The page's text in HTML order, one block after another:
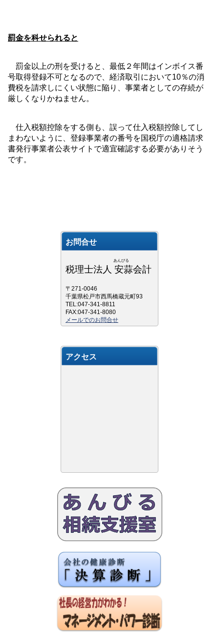
罰金を科せられると
罰金以上の刑を受けると、最低２年間はインボイス番
号取得登録不可となるので、経済取引において10％の消
費税を請求しにくい状態に陥り、事業者としての存続が
厳しくなりかねません。
仕入税額控除をする側も、誤って仕入税額控除してし
まわないように、登録事業者の番号を国税庁の適格請求
書発行事業者公表サイトで適宜確認する必要がありそう
です。
お問合せ
あんびる
税理士法人 安蒜会計
〒271-0046
千葉県松戸市西馬橋蔵元町93
TEL:047-341-8811
FAX:047-341-8080
メールでのお問合せ
アクセス